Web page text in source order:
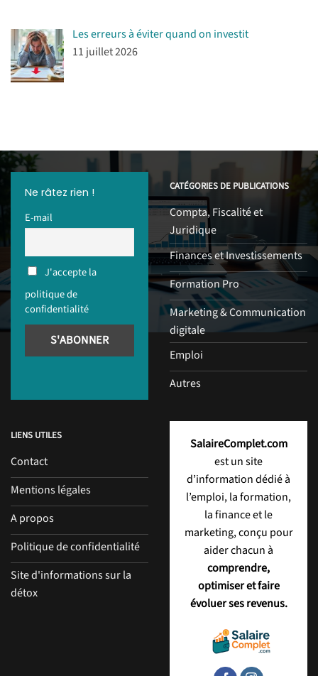
Les erreurs à éviter quand on investit
11 juillet 2026
Ne râtez rien !
E-mail
J'accepte la
politique de
confidentialité
CATÉGORIES DE PUBLICATIONS
Compta, Fiscalité et
Juridique
Finances et Investissements
Formation Pro
Marketing & Communication
digitale
Emploi
Autres
LIENS UTILES
Contact
Mentions légales
A propos
Politique de confidentialité
Site d'informations sur la
détox
SalaireComplet.com
est un site
d’information dédié à
l’emploi, la formation,
la finance et le
marketing, conçu pour
aider chacun à
comprendre,
optimiser et faire
évoluer ses revenus.